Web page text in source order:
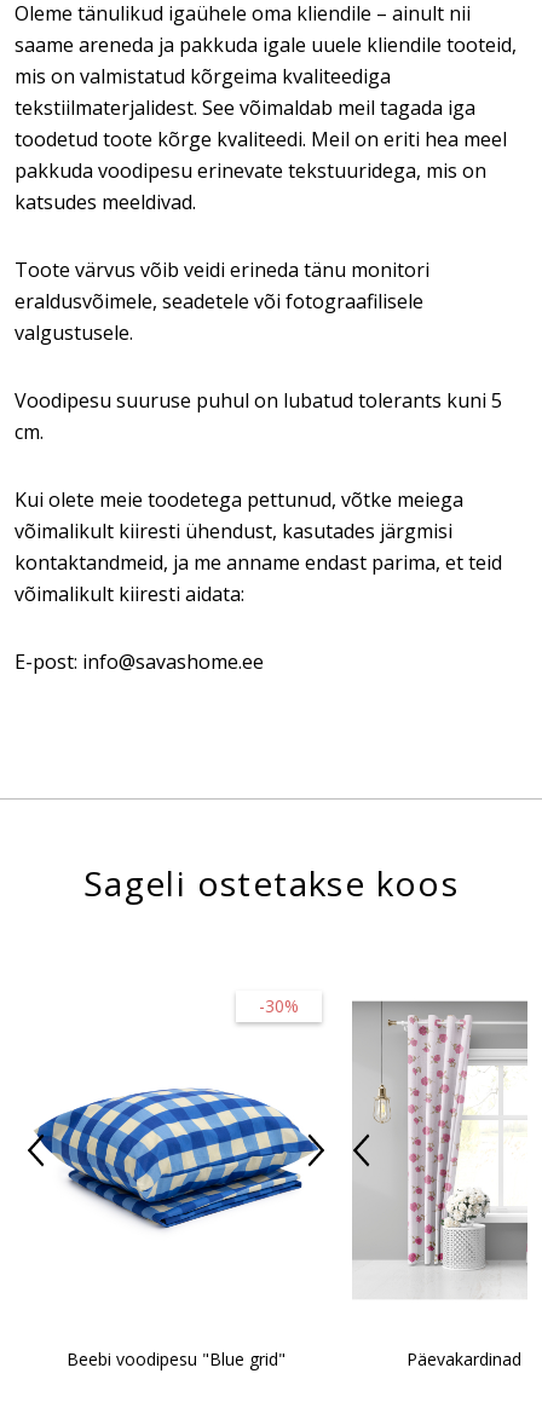
Oleme tänulikud igaühele oma kliendile – ainult nii
saame areneda ja pakkuda igale uuele kliendile tooteid,
mis on valmistatud kõrgeima kvaliteediga
tekstiilmaterjalidest. See võimaldab meil tagada iga
toodetud toote kõrge kvaliteedi. Meil on eriti hea meel
pakkuda voodipesu erinevate tekstuuridega, mis on
katsudes meeldivad.
Toote värvus võib veidi erineda tänu monitori
eraldusvõimele, seadetele või fotograafilisele
valgustusele.
Voodipesu suuruse puhul on lubatud tolerants kuni 5
cm.
Kui olete meie toodetega pettunud, võtke meiega
võimalikult kiiresti ühendust, kasutades järgmisi
kontaktandmeid, ja me anname endast parima, et teid
võimalikult kiiresti aidata:
E-post: info@savashome.ee
Sageli ostetakse koos
-30%
Beebi voodipesu "Blue grid" Päevakardinad